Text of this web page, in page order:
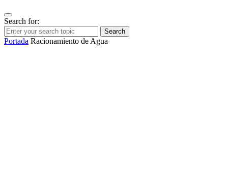
Search for:
Search
Portada Racionamiento de Agua